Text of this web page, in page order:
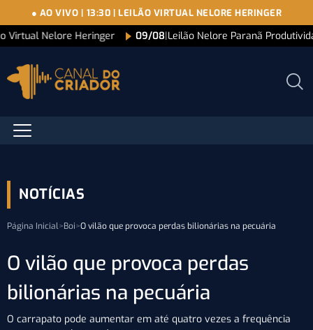
● AO VIVO | 13:30 | LEILÃO VIRTUAL NELORE HERINGER
Virtual Nelore Heringer 09/08|Leilão Nelore Paranã
NOTÍCIAS
Página Inicial>Boi>O vilão que provoca perdas bilionárias na pecuária
O vilão que provoca perdas
bilionárias na pecuária
O carrapato pode aumentar em até quatro vezes a frequência